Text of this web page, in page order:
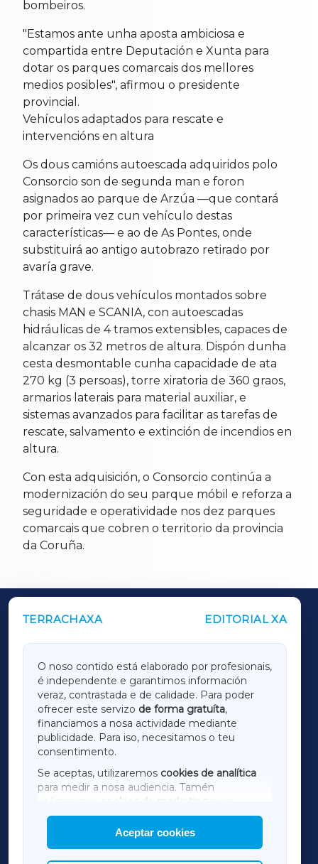
bombeiros.
"Estamos ante unha aposta ambiciosa e
compartida entre Deputación e Xunta para
dotar os parques comarcais dos mellores
medios posibles", afirmou o presidente
provincial.
Vehículos adaptados para rescate e
intervencións en altura
Os dous camións autoescada adquiridos polo
Consorcio son de segunda man e foron
asignados ao parque de Arzúa —que contará
por primeira vez cun vehículo destas
características— e ao de As Pontes, onde
substituirá ao antigo autobrazo retirado por
avaría grave.
Trátase de dous vehículos montados sobre
chasis MAN e SCANIA, con autoescadas
hidráulicas de 4 tramos extensibles, capaces de
alcanzar os 32 metros de altura. Dispón dunha
cesta desmontable cunha capacidade de ata
270 kg (3 persoas), torre xiratoria de 360 graos,
armarios laterais para material auxiliar, e
sistemas avanzados para facilitar as tarefas de
rescate, salvamento e extinción de incendios en
altura.
Con esta adquisición, o Consorcio continúa a
modernización do seu parque móbil e reforza a
seguridade e operatividade nos dez parques
comarcais que cobren o territorio da provincia
da Coruña.
TERRACHAXA EDITORIAL XA
O noso contido está elaborado por profesionais,
é independente e garantimos información
veraz, contrastada e de calidade. Para poder
ofrecer este servizo de forma gratuíta,
financiamos a nosa actividade mediante
publicidade. Para iso, necesitamos o teu
consentimento.
Se aceptas, utilizaremos cookies de analítica
para medir a nosa audiencia. Tamén
utilizaremos
cookies de marketing
mostrar publicidade de terceiros.
Así mesmo, podes personalizar a elección das
cookies que desexas permitir.
Aceptar cookies
OUTROS PERIÓDICOS
LUGOXA
TERRACHAXA
AMARIÑAXA
RIBEIRASACRAXA